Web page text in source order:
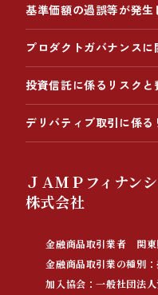
基準価額の過誤等が発
プロダクトガバナンス
投資信託に係るリスクと
デリバティブ取引に係
ＪＡＭＰフィナン
株式会社
金融商品取引業者 関東
金融商品取引業の種別：
加入協会：一般社団法人